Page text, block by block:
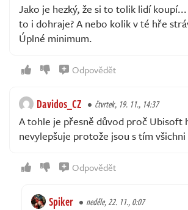
Jako je hezký, že si to tolik lidí
to i dohraje? A nebo kolik v té hře
Úplné minimum.
Odpovědět
Davidos_CZ čtvrtek, 19. 11., 14:37
A tohle je přesně důvod proč Ubisoft
nevylepšuje protože jsou s tím
Odpovědět
Spiker neděle, 22. 11., 0:07